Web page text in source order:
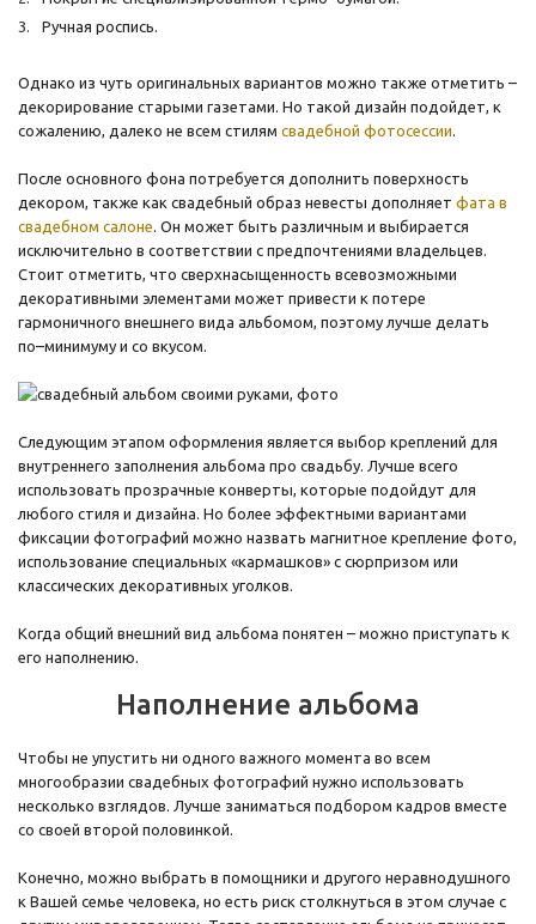
Ручная роспись.
Однако из чуть оригинальных вариантов можно также отметить –
декорирование старыми газетами. Но такой дизайн подойдет, к
сожалению, далеко не всем стилям свадебной фотосессии.
После основного фона потребуется дополнить поверхность
декором, также как свадебный образ невесты дополняет фата в
свадебном салоне. Он может быть различным и выбирается
исключительно в соответствии с предпочтениями владельцев.
Стоит отметить, что сверхнасыщенность всевозможными
декоративными элементами может привести к потере
гармоничного внешнего вида альбомом, поэтому лучше делать
по–минимуму и со вкусом.
Следующим этапом оформления является выбор креплений для
внутреннего заполнения альбома про свадьбу. Лучше всего
использовать прозрачные конверты, которые подойдут для
любого стиля и дизайна. Но более эффектными вариантами
фиксации фотографий можно назвать магнитное крепление фото,
использование специальных «кармашков» с сюрпризом или
классических декоративных уголков.
Когда общий внешний вид альбома понятен – можно приступать к
его наполнению.
Наполнение альбома
Чтобы не упустить ни одного важного момента во всем
многообразии свадебных фотографий нужно использовать
несколько взглядов. Лучше заниматься подбором кадров вместе
со своей второй половинкой.
Конечно, можно выбрать в помощники и другого неравнодушного
к Вашей семье человека, но есть риск столкнуться в этом случае с